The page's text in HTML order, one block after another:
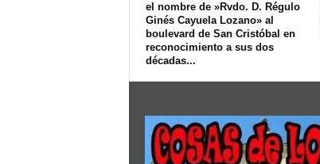
el nombre de »Rvdo. D. Régulo
Ginés Cayuela Lozano» al
boulevard de San Cristóbal en
reconocimiento a sus dos
décadas...